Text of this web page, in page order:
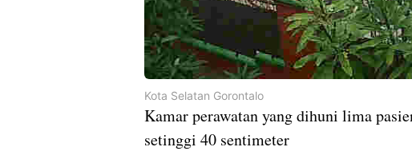
Kota Selatan Gorontalo
Kamar perawatan yang dihuni lima
setinggi 40 sentimeter